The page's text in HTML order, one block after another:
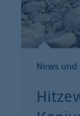
News und